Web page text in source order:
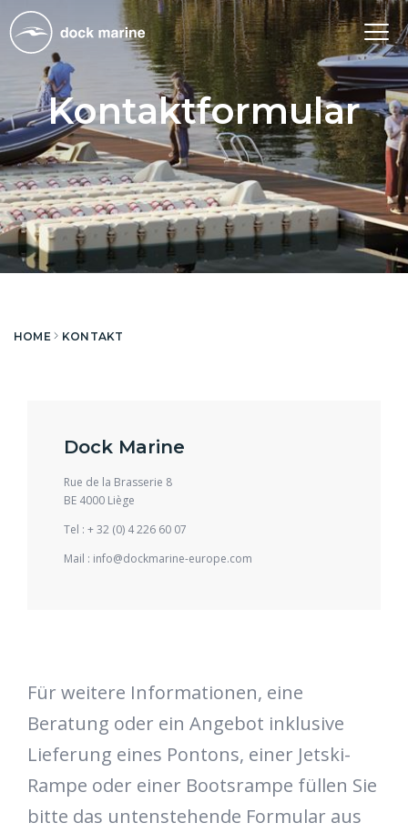
Kontaktformular
HOME KONTAKT
Dock Marine
Rue de la Brasserie 8
BE 4000 Liège
Tel : + 32 (0) 4 226 60 07
Mail : info@dockmarine-europe.com
Für weitere Informationen, eine
Beratung oder ein Angebot inklusive
Lieferung eines Pontons, einer Jetski-
Rampe oder einer Bootsrampe füllen Sie
bitte das untenstehende Formular aus